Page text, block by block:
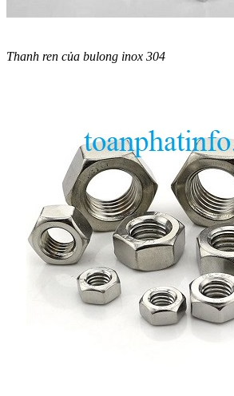
Thanh ren của bulong inox 304